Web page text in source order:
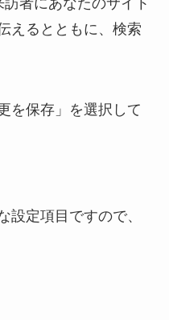
者にあなたのサイト
えるとともに、検索
を保存」を選択して
設定項目ですので、